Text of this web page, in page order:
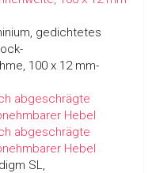
gedichtetes
100 x 12 mm-
abgeschrägte
Hebel
abgeschrägte
Hebel
SL,